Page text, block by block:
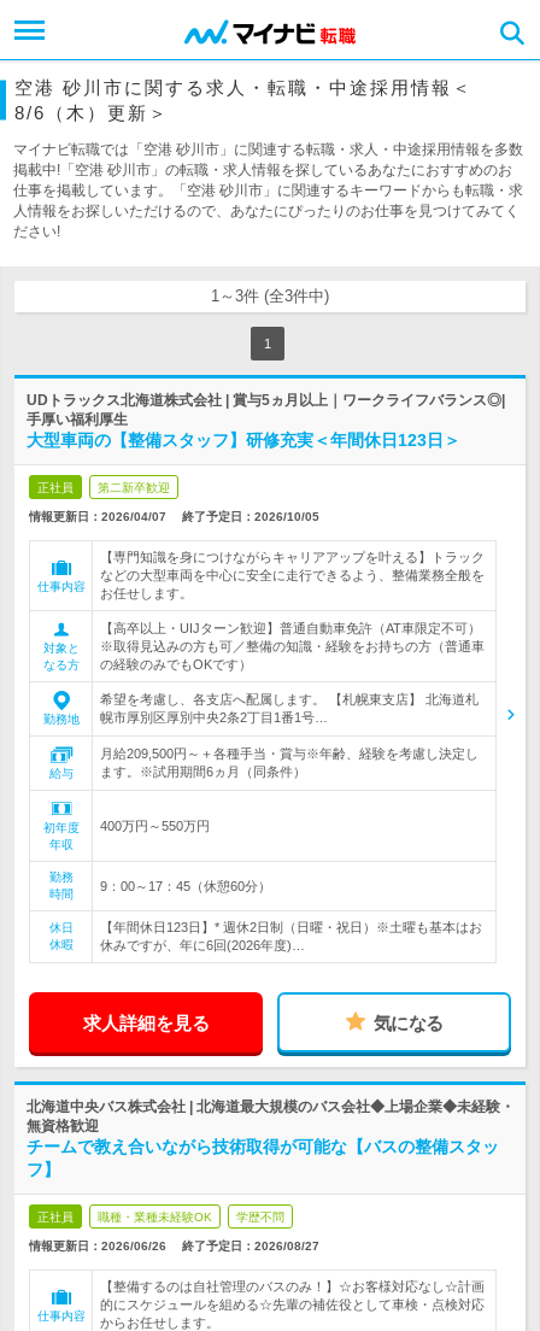
空港 砂川市に関する求人・転職・中途採用情報＜
8/6（木）更新＞
マイナビ転職では「空港 砂川市」に関連する転職・求人・中途採用情報を多数
掲載中!「空港 砂川市」の転職・求人情報を探しているあなたにおすすめのお
仕事を掲載しています。「空港 砂川市」に関連するキーワードからも転職・求
人情報をお探しいただけるので、あなたにぴったりのお仕事を見つけてみてく
ださい!
1～3件 (全3件中)
1
UDトラックス北海道株式会社 | 賞与5ヵ月以上｜ワークライフバランス◎|
手厚い福利厚生
大型車両の【整備スタッフ】研修充実＜年間休日123日＞
正社員 第二新卒歓迎
情報更新日：2026/04/07 終了予定日： 2026/10/05
仕事内容
【専門知識を身につけながらキャリアアップを叶える】トラック
などの大型車両を中心に安全に走行できるよう、整備業務全般を
お任せします。
対象と
なる方
【高卒以上・UIJターン歓迎】普通自動車免許（AT車限定不可）
※取得見込みの方も可／整備の知識・経験をお持ちの方（普通車
の経験のみでもOKです）
勤務地
希望を考慮し、各支店へ配属します。 【札幌東支店】 北海道札
幌市厚別区厚別中央2条2丁目1番1号…
給与
月給209,500円～＋各種手当・賞与※年齢、経験を考慮し決定し
ます。※試用期間6ヵ月（同条件）
初年度
年収
400万円～550万円
勤務
時間
9：00～17：45（休憩60分）
休日
休暇
【年間休日123日】* 週休2日制（日曜・祝日）※土曜も基本はお
休みですが、年に6回(2026年度)…
求人詳細を見る 気になる
北海道中央バス株式会社 | 北海道最大規模のバス会社◆上場企業◆未経験・
無資格歓迎
チームで教え合いながら技術取得が可能な【バスの整備スタッ
フ】
正社員 職種・業種未経験OK 学歴不問
情報更新日：2026/06/26 終了予定日： 2026/08/27
仕事内容
【整備するのは自社管理のバスのみ！】☆お客様対応なし☆計画
的にスケジュールを組める☆先輩の補佐役として車検・点検対応
からお任せします。